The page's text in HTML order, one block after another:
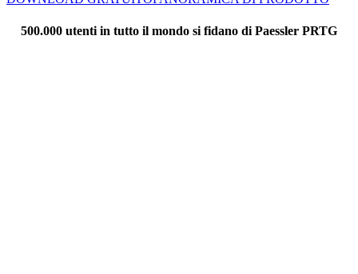
500.000 utenti in tutto il mondo si fidano di Paessler PRTG